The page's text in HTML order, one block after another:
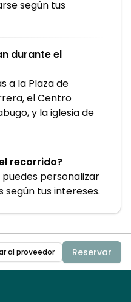
según tus
durante el
a la Plaza de
el Centro
y la iglesia de
recorrido?
personalizar
según tus intereses.
al proveedor Reservar